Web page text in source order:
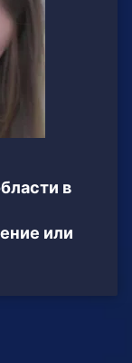
в
или